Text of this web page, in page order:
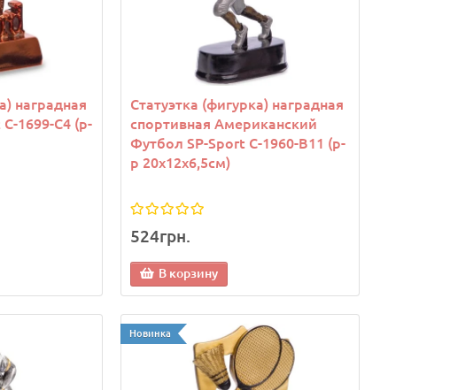
наградная
1699-C4 (р-
Статуэтка (фигурка) наградная
спортивная Американский
Футбол SP-Sport C-1960-B11 (р-
р 20х12х6,5см)
524грн.
В корзину
Новинка